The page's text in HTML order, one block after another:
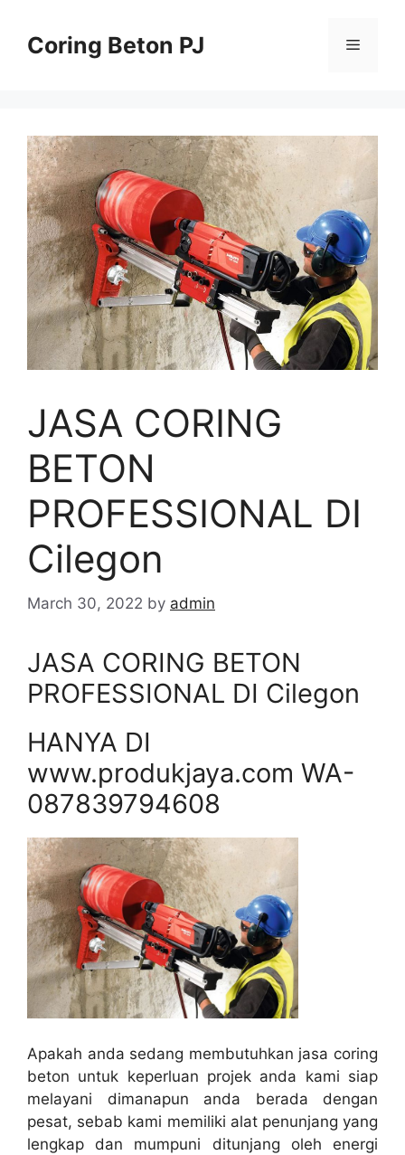
contentCoring Beton PJ Menu
JASA CORING
BETON
PROFESSIONAL DI
Cilegon
March 30, 2022 by admin
JASA CORING BETON
PROFESSIONAL DI Cilegon
HANYA DI
www.produkjaya.com WA-
087839794608
Apakah anda sedang membutuhkan jasa coring
beton untuk keperluan projek anda kami siap
melayani dimanapun anda berada dengan
pesat, sebab kami memiliki alat penunjang yang
lengkap dan mumpuni ditunjang oleh energi